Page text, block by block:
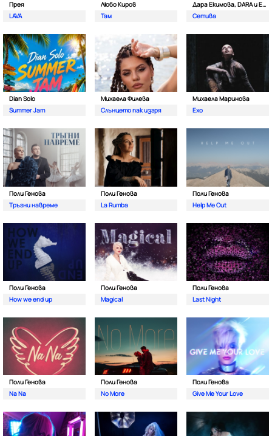
Прея
LAVA
Любо Киров
Там
Дара Екимова, DARA и Eva Lea
Сетива
Dian Solo
Summer Jam
Михаела Филева
Слънцето пак изгря
Михаела Маринова
Ехо
Поли Генова
Тръгни навреме
Поли Генова
La Rumba
Поли Генова
Help Me Out
Поли Генова
How we end up
Поли Генова
Magical
Поли Генова
Last Night
Поли Генова
Na Na
Поли Генова
No More
Поли Генова
Give Me Your Love